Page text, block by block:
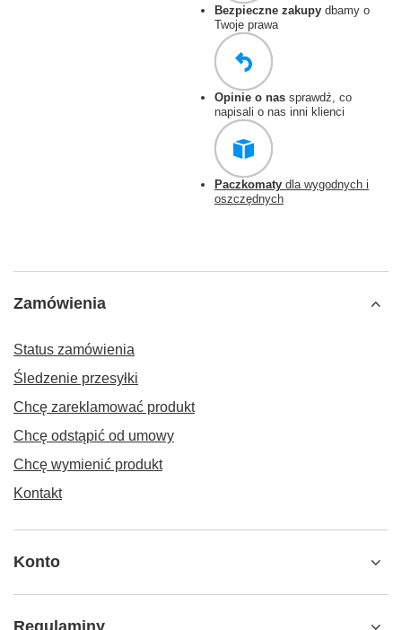
Bezpieczne zakupy dbamy o
Twoje prawa
Opinie o nas sprawdź, co
napisali o nas inni klienci
Paczkomaty dla wygodnych i
oszczędnych
Zamówienia
Status zamówienia
Śledzenie przesyłki
Chcę zareklamować produkt
Chcę odstąpić od umowy
Chcę wymienić produkt
Kontakt
Konto
Regulaminy